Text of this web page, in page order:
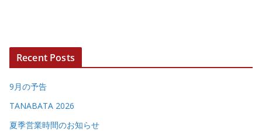
Recent Posts
9月の予告
TANABATA 2026
夏季営業時間のお知らせ